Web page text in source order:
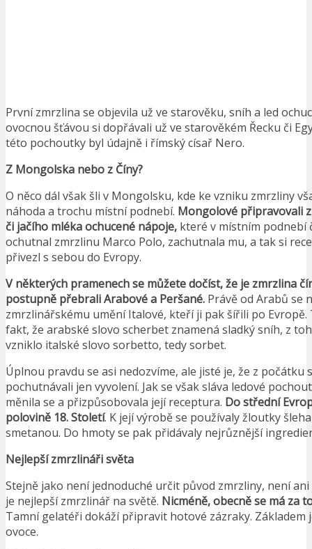
První zmrzlina se objevila už ve starověku, sníh a led
ovocnou šťávou si dopřávali už ve starověkém Řecku či
této pochoutky byl údajně i římský císař Nero.
Z Mongolska nebo z Číny?
O něco dál však šli v Mongolsku, kde ke vzniku zmrzliny
náhoda a trochu místní podnebí. Mongolové připravovali
či jačího mléka ochucené nápoje, které v místním podnebí
ochutnal zmrzlinu Marco Polo, zachutnala mu, a tak si
přivezl s sebou do Evropy.
V některých pramenech se můžete dočíst, že je zmrzlina
postupně přebrali Arabové a Peršané. Právě od Arabů se
zmrzlinářskému umění Italové, kteří ji pak šířili po
fakt, že arabské slovo scherbet znamená sladký sníh, z
vzniklo italské slovo sorbetto, tedy sorbet.
Úplnou pravdu se asi nedozvíme, ale jisté je, že z počátku
pochutnávali jen vyvolení. Jak se však sláva ledové
měnila se a přizpůsobovala její receptura. Do střední
polovině 18. Století. K její výrobě se používaly žloutky
smetanou. Do hmoty se pak přidávaly nejrůznější
Nejlepší zmrzlináři světa
Stejně jako není jednoduché určit původ zmrzliny, není
je nejlepší zmrzlinář na světě. Nicméně, obecně se má za
Tamní gelatéři dokáží připravit hotové zázraky. Základem
ovoce.